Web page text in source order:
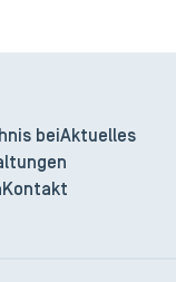
bei Aktuelles
Kontakt